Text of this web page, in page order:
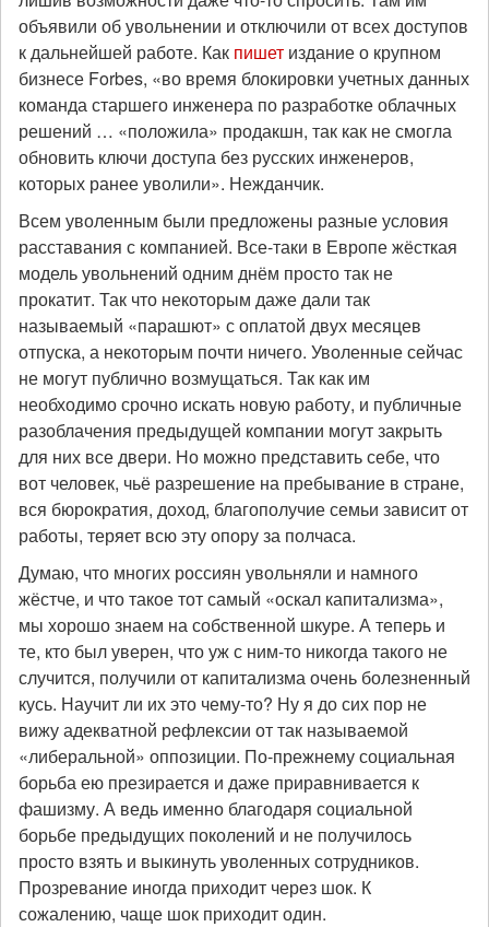
объявили об увольнении и отключили от всех доступов
к дальнейшей работе. Как пишет издание о крупном
бизнесе Forbes, «во время блокировки учетных данных
команда старшего инженера по разработке облачных
решений … «положила» продакшн, так как не смогла
обновить ключи доступа без русских инженеров,
которых ранее уволили». Нежданчик.
Всем уволенным были предложены разные условия
расставания с компанией. Все-таки в Европе жёсткая
модель увольнений одним днём просто так не
прокатит. Так что некоторым даже дали так
называемый «парашют» с оплатой двух месяцев
отпуска, а некоторым почти ничего. Уволенные сейчас
не могут публично возмущаться. Так как им
необходимо срочно искать новую работу, и публичные
разоблачения предыдущей компании могут закрыть
для них все двери. Но можно представить себе, что
вот человек, чьё разрешение на пребывание в стране,
вся бюрократия, доход, благополучие семьи зависит от
работы, теряет всю эту опору за полчаса.
Думаю, что многих россиян увольняли и намного
жёстче, и что такое тот самый «оскал капитализма»,
мы хорошо знаем на собственной шкуре. А теперь и
те, кто был уверен, что уж с ним-то никогда такого не
случится, получили от капитализма очень болезненный
кусь. Научит ли их это чему-то? Ну я до сих пор не
вижу адекватной рефлексии от так называемой
«либеральной» оппозиции. По-прежнему социальная
борьба ею презирается и даже приравнивается к
фашизму. А ведь именно благодаря социальной
борьбе предыдущих поколений и не получилось
просто взять и выкинуть уволенных сотрудников.
Прозревание иногда приходит через шок. К
сожалению, чаще шок приходит один.